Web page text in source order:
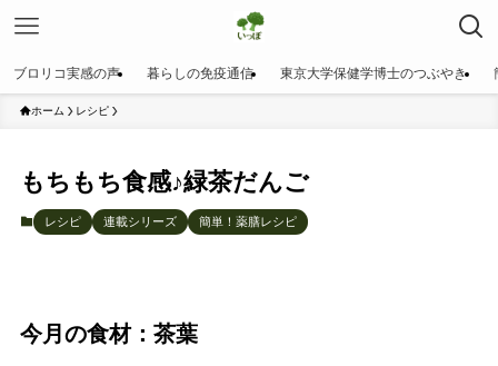
ブロリコ実感の声 暮らしの免疫通信 東京大学保健学博士のつぶやき
ホーム レシピ
もちもち食感♪緑茶だんご
レシピ 連載シリーズ 簡単！薬膳レシピ
今月の食材：茶葉